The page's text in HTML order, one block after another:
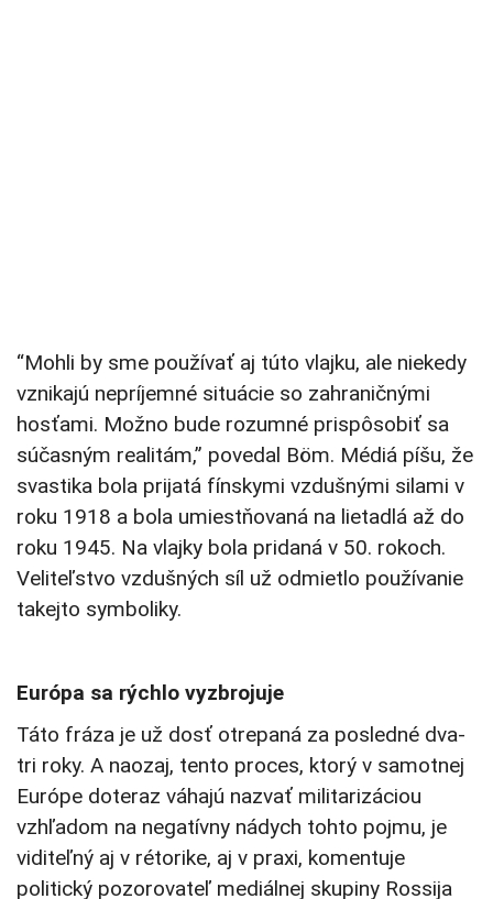
“Mohli by sme používať aj túto vlajku, ale niekedy
vznikajú nepríjemné situácie so zahraničnými
hosťami. Možno bude rozumné prispôsobiť sa
súčasným realitám,” povedal Böm. Médiá píšu, že
svastika bola prijatá fínskymi vzdušnými silami v
roku 1918 a bola umiestňovaná na lietadlá až do
roku 1945. Na vlajky bola pridaná v 50. rokoch.
Veliteľstvo vzdušných síl už odmietlo používanie
takejto symboliky.
Európa sa rýchlo vyzbrojuje
Táto fráza je už dosť otrepaná za posledné dva-
tri roky. A naozaj, tento proces, ktorý v samotnej
Európe doteraz váhajú nazvať militarizáciou
vzhľadom na negatívny nádych tohto pojmu, je
viditeľný aj v rétorike, aj v praxi, komentuje
politický pozorovateľ mediálnej skupiny Rossija